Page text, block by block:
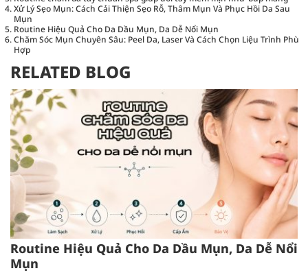
Xử Lý Sẹo Mụn: Cách Cải Thiện Sẹo Rỗ, Thâm Mụn Và Phục Hồi Da Sau
Mụn
Routine Hiệu Quả Cho Da Dầu Mụn, Da Dễ Nổi Mụn
Chăm Sóc Mụn Chuyên Sâu: Peel Da, Laser Và Cách Chọn Liệu Trình Phù
Hợp
RELATED BLOG
Routine Hiệu Quả Cho Da Dầu Mụn, Da Dễ Nổi
Mụn